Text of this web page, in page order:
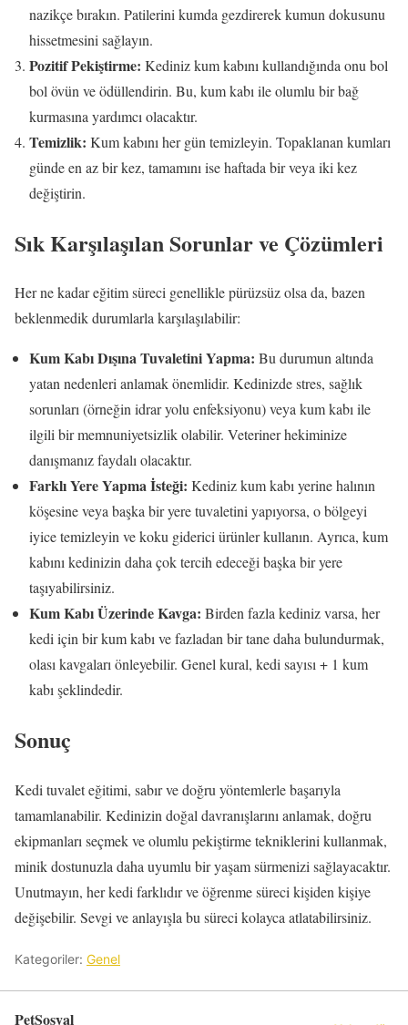
nazikçe bırakın. Patilerini kumda gezdirerek kumun dokusunu
hissetmesini sağlayın.
Pozitif Pekiştirme: Kediniz kum kabını kullandığında onu bol
bol övün ve ödüllendirin. Bu, kum kabı ile olumlu bir bağ
kurmasına yardımcı olacaktır.
Temizlik: Kum kabını her gün temizleyin. Topaklanan kumları
günde en az bir kez, tamamını ise haftada bir veya iki kez
değiştirin.
Sık Karşılaşılan Sorunlar ve Çözümleri
Her ne kadar eğitim süreci genellikle pürüzsüz olsa da, bazen
beklenmedik durumlarla karşılaşılabilir:
Kum Kabı Dışına Tuvaletini Yapma: Bu durumun altında
yatan nedenleri anlamak önemlidir. Kedinizde stres, sağlık
sorunları (örneğin idrar yolu enfeksiyonu) veya kum kabı ile
ilgili bir memnuniyetsizlik olabilir. Veteriner hekiminize
danışmanız faydalı olacaktır.
Farklı Yere Yapma İsteği: Kediniz kum kabı yerine halının
köşesine veya başka bir yere tuvaletini yapıyorsa, o bölgeyi
iyice temizleyin ve koku giderici ürünler kullanın. Ayrıca, kum
kabını kedinizin daha çok tercih edeceği başka bir yere
taşıyabilirsiniz.
Kum Kabı Üzerinde Kavga: Birden fazla kediniz varsa, her
kedi için bir kum kabı ve fazladan bir tane daha bulundurmak,
olası kavgaları önleyebilir. Genel kural, kedi sayısı + 1 kum
kabı şeklindedir.
Sonuç
Kedi tuvalet eğitimi, sabır ve doğru yöntemlerle başarıyla
tamamlanabilir. Kedinizin doğal davranışlarını anlamak, doğru
ekipmanları seçmek ve olumlu pekiştirme tekniklerini kullanmak,
minik dostunuzla daha uyumlu bir yaşam sürmenizi sağlayacaktır.
Unutmayın, her kedi farklıdır ve öğrenme süreci kişiden kişiye
değişebilir. Sevgi ve anlayışla bu süreci kolayca atlatabilirsiniz.
Kategoriler: Genel
PetSosyal